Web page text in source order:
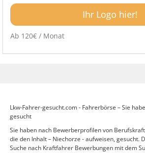
Ihr Logo hier!
Ab 120€ / Monat
Lkw-Fahrer-gesucht.com - Fahrerbörse – Sie
gesucht
Sie haben nach Bewerberprofilen von
die den Inhalt – Niechorze - aufweisen, gesucht.
Suche nach Kraftfahrer Bewerbungen mit dem